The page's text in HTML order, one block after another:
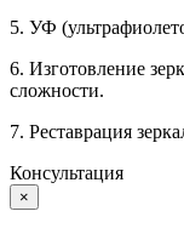
5. УФ
6. Изготовление
сложности.
7. Реставрация
Консультация
×